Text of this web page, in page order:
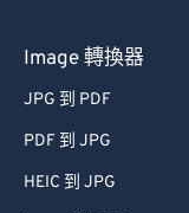
Image 轉換器
JPG 到 PDF
PDF 到 JPG
HEIC 到 JPG